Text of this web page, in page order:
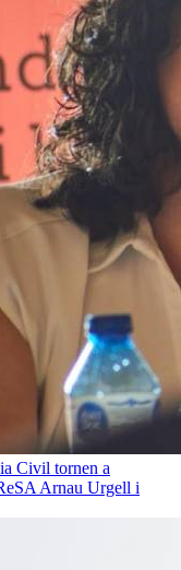
Civil tornen a
Arnau Urgell i